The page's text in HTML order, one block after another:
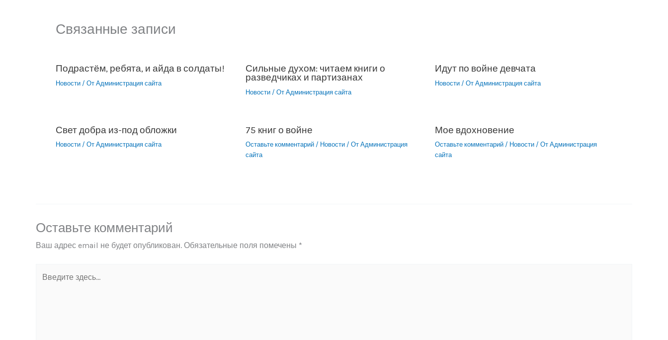
Связанные записи
Подрастём, ребята, и айда в солдаты!
Новости / От Администрация сайта
Сильные духом: читаем книги о
разведчиках и партизанах
Новости/ От Администрация сайта
Идут по войне девчата
Новости / ОтАдминистрация сайта
Свет добра из-под обложки
Новости / От Администрация сайта
75 книг о войне
Оставьте комментарий / Новости/ От Администрация
сайта
Мое вдохновение
Оставьте комментарий / Новости / ОтАдминистрация
сайта
Оставьте комментарий
Ваш адрес email не будет опубликован. Обязательные поля помечены *
здесь...